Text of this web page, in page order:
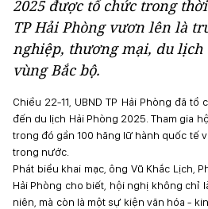
2025 được tổ chức trong
TP Hải Phòng vươn lên là
nghiệp, thương mại, du lịch
vùng Bắc bộ.
Chiều 22-11, UBND TP Hải Phòng đã
đến du lịch Hải Phòng 2025. Tham gia
trong đó gần 100 hãng lữ hành quốc tế
trong nước.
Phát biểu khai mạc, ông Vũ Khắc Lịch,
Hải Phòng cho biết, hội nghị không chỉ
niên, mà còn là một sự kiện văn hóa -